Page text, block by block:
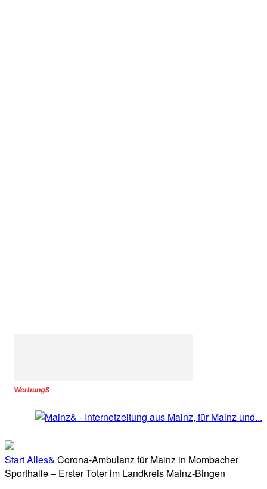
Werbung&
StartAlles& Corona-Ambulanz für Mainz in Mombacher
Sporthalle – Erster Toter im Landkreis Mainz-Bingen